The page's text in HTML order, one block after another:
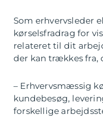
Som erhvervsleder
kørselsfradrag for
relateret til dit
der kan trækkes fra,
– Erhvervsmæssig
kundebesøg,
forskellige